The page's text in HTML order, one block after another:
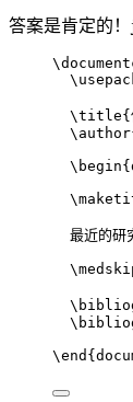
答案是肯定的！
\title{
\author
\begin{
最近的研
\end {